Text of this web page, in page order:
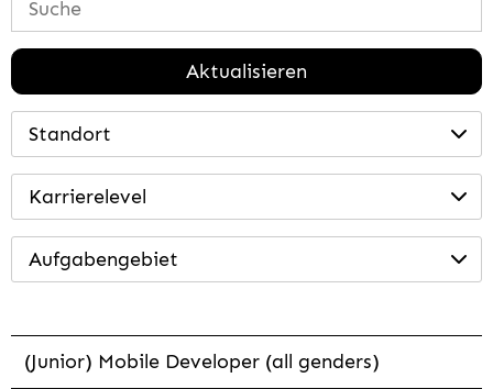
Aktualisieren
Standort
Karrierelevel
Aufgabengebiet
(Junior) Mobile Developer (all genders)